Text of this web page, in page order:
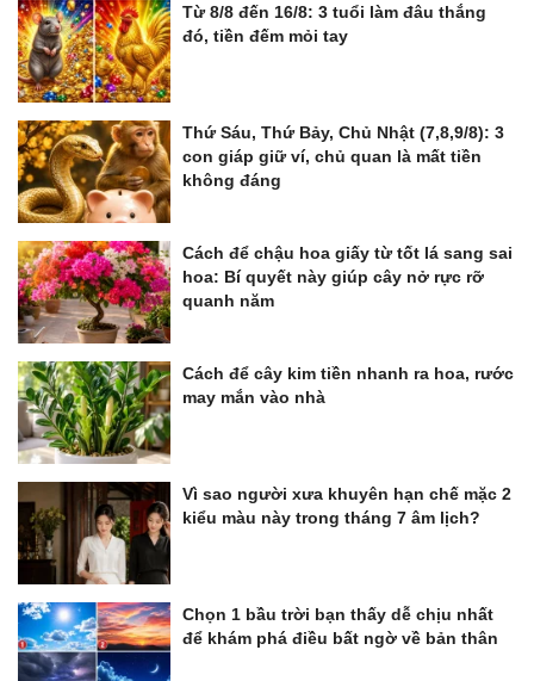
Từ 8/8 đến 16/8: 3 tuổi làm đâu thắng
đó, tiền đếm mỏi tay
Thứ Sáu, Thứ Bảy, Chủ Nhật (7,8,9/8): 3
con giáp giữ ví, chủ quan là mất tiền
không đáng
Cách để chậu hoa giấy từ tốt lá sang sai
hoa: Bí quyết này giúp cây nở rực rỡ
quanh năm
Cách để cây kim tiền nhanh ra hoa, rước
may mắn vào nhà
Vì sao người xưa khuyên hạn chế mặc 2
kiểu màu này trong tháng 7 âm lịch?
Chọn 1 bầu trời bạn thấy dễ chịu nhất
để khám phá điều bất ngờ về bản thân